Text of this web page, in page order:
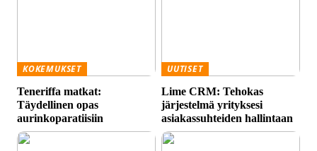
KOKEMUKSET
Teneriffa matkat:
Täydellinen opas
aurinkoparatiisiin
UUTISET
Lime CRM: Tehokas
järjestelmä yrityksesi
asiakassuhteiden hallintaan